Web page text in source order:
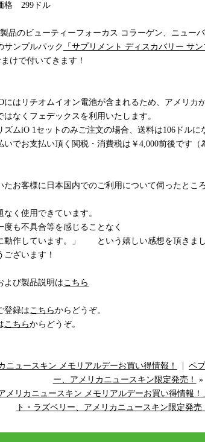
格 299ドル
品のビューティーフォーカス コラーゲン、ニュー
サンプルパック
「サプリメント ディスカバリー サン
まけで付いてきます！
にはリチオムイオン電池が含まれるため、アメリカ
はなくフェデックスを利用いたします。
ズムiO 1セットのみご注文の場合、送料は106ドルに
いでお支払い頂く関税・消費税は￥4,000前後です
たお客様に日本国内でのご利用について伺ったところ
なく使用できています。
度も不具合等を感じることなく
動作しています。」 という嬉しい感想を頂きまし
ございます！
よび製品説明はこちら
登録はこちらからどうぞ。
こちらからどうぞ。
ニュースキン メモリアルデーお買い得情報！
ペ
ー、アメリカニュースキン限定発売！
»
メリカニュースキン メモリアルデーお買い得情報！
ト・ラズベリー、アメリカニュースキン限定発売